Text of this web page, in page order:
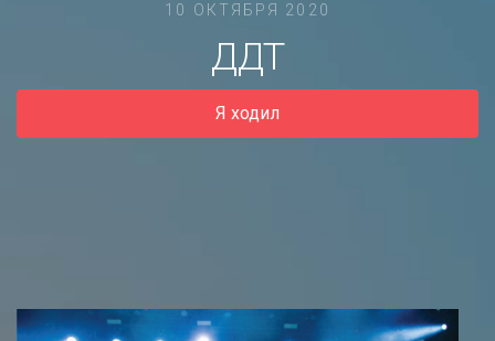
10 ОКТЯБРЯ 2020
ДДТ
Я ходил